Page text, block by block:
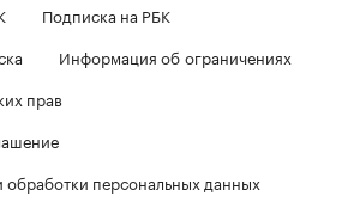
Подписка на РБК
Информация об ограничениях
прав
персональных данных